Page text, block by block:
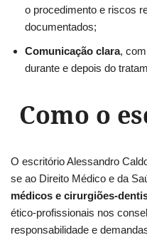
o procedimento e riscos
documentados;
Comunicação clara,
durante e depois do
Como o
O escritório Alessandro
se ao Direito Médico e da
médicos e cirurgiões-
ético-profissionais nos
responsabilidade e